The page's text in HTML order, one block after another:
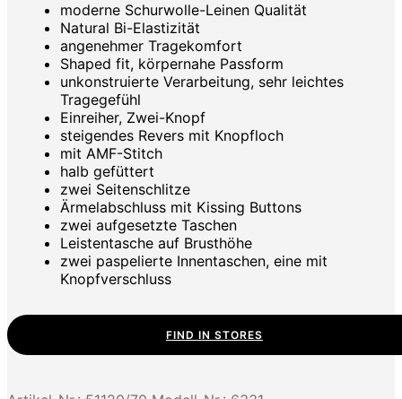
moderne Schurwolle-Leinen Qualität
Natural Bi-Elastizität
angenehmer Tragekomfort
Shaped fit, körpernahe Passform
unkonstruierte Verarbeitung, sehr leichtes
Tragegefühl
Einreiher, Zwei-Knopf
steigendes Revers mit Knopfloch
mit AMF-Stitch
halb gefüttert
zwei Seitenschlitze
Ärmelabschluss mit Kissing Buttons
zwei aufgesetzte Taschen
Leistentasche auf Brusthöhe
zwei paspelierte Innentaschen, eine mit
Knopfverschluss
FIND IN STORES